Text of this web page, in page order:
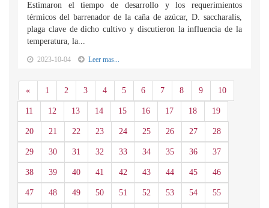
Estimaron el tiempo de desarrollo y los requerimientos
térmicos del barrenador de la caña de azúcar, D. saccharalis,
plaga clave de dicho cultivo y discutieron la influencia de la
temperatura, la...
2023-10-04 Leer mas...
«Anterior
1 2 3 4 5 6 7 8 9 10
11 12 13 14 15 16 17 18 19
20 21 22 23 24 25 26 27 28
29 30 31 32 33 34 35 36 37
38 39 40 41 42 43 44 45 46
47 48 49 50 51 52 53 54 55